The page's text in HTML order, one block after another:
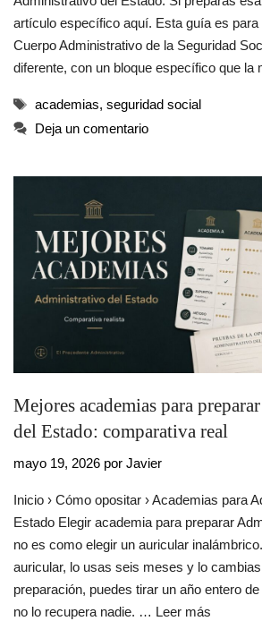
artículo específico aquí. Esta guía es para
Cuerpo Administrativo de la Seguridad
diferente, con un bloque específico que
Etiquetas
academias, seguridad social
Deja un comentario
Mejores academias para
del Estado: comparativa real
mayo 19, 2026 por Javier
Inicio › Cómo opositar › Academias para
Estado Elegir academia para preparar
no es como elegir un auricular
auricular, lo usas seis meses y lo
preparación, puedes tirar un año entero
no lo recupera nadie. … Leer más